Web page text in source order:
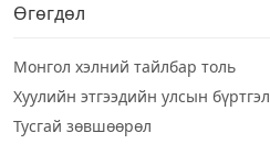
Өгөгдөл
Монгол хэлний тайлбар толь
Хуулийн этгээдийн улсын бүртгэл
Тусгай зөвшөөрөл